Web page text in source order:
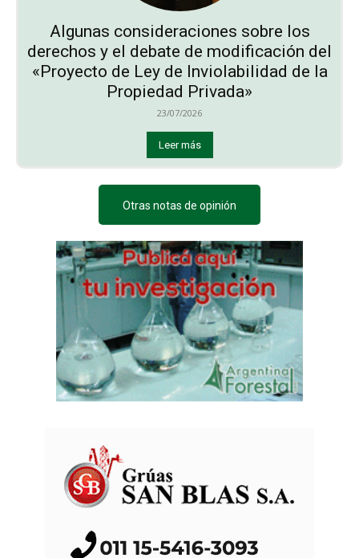
Algunas consideraciones sobre los
derechos y el debate de modificación del
«Proyecto de Ley de Inviolabilidad de la
Propiedad Privada»
23/07/2026
Leer más
Otras notas de opinión